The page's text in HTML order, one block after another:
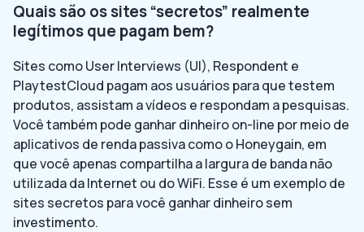
Quais são os sites “secretos” realmente
legítimos que pagam bem?
Sites como User Interviews (UI), Respondent e
PlaytestCloud pagam aos usuários para que testem
produtos, assistam a vídeos e respondam a pesquisas.
Você também pode ganhar dinheiro on-line por meio de
aplicativos de renda passiva como o Honeygain, em
que você apenas compartilha a largura de banda não
utilizada da Internet ou do WiFi. Esse é um exemplo de
sites secretos para você ganhar dinheiro sem
investimento.